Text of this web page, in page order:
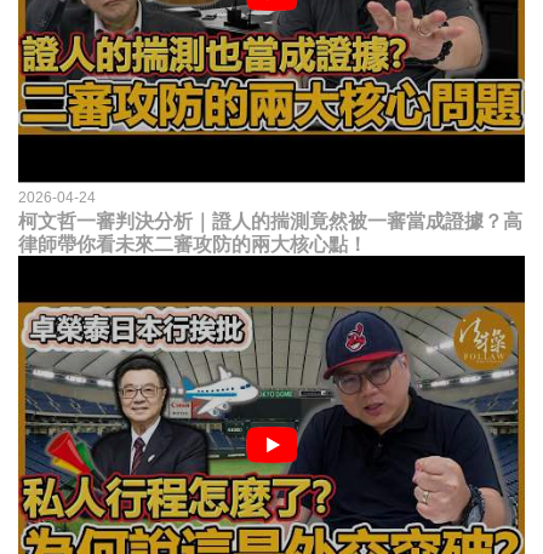
2026-04-24
柯文哲一審判決分析｜證人的揣測竟然被一審當成證據？高
律師帶你看未來二審攻防的兩大核心點！